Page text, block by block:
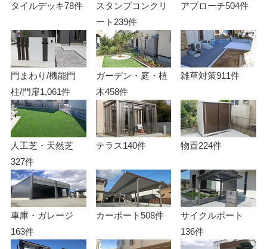
タイルデッキ78件
スタンプコンクリ
ート 239件
アプローチ504件
門まわり/機能門
柱/門扉1,061件
ガーデン・庭・植
木458件
雑草対策911件
人工芝・天然芝
327件
テラス140件 物置224件
車庫・ガレージ
163件
カーポート508件
サイクルポート
136件